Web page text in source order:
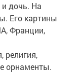
и дочь. На
Его картины
Франции,
религия,
орнаменты.